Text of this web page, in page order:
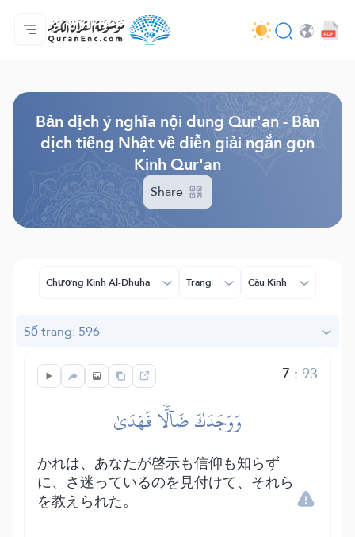
Trang chủ
Mục lục các bản dịch
Audio
Các dịch vụ của nhà phát triển - API
Về dự án
Liên hệ với chúng tôi
Ngôn ngữ
Bản dịch ý nghĩa nội dung Qur'an - Bản
dịch tiếng Nhật về diễn giải ngắn gọn
Kinh Qur'an
Share
Chương Kinh Al-Dhuha Trang Câu Kinh
Số trang: 596
7 :93
وَوَجَدَكَ ضَآلّٗا فَهَدَىٰ
かれは、あなたが啓示も信仰も知らず
に、さ迷っているのを見付けて、それら
を教えられた。